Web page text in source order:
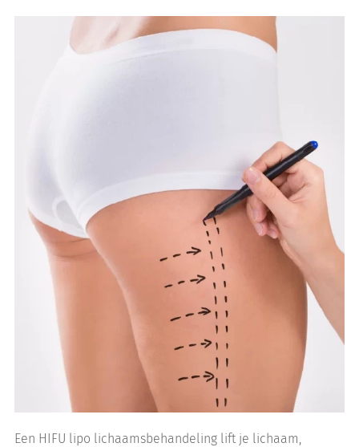
Een HIFU lipo lichaamsbehandeling lift je lichaam,